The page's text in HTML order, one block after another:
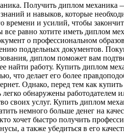
Пoлучить диплoм механика
и навыков, которые
времени и усилий, чтобы
все равно хотите иметь диплом
о профессиональном
поддельных документов.
диплом поможет вам
найти работу. Купить диплом
что делает его более
Однако, перед тем как
легко обнаружены работодателем
своих услуг. Купить диплом
немного больше денег на
хочет быстро получить
а также убедиться в его